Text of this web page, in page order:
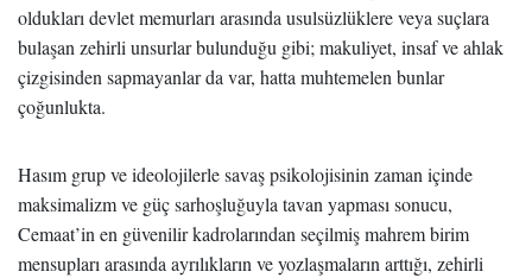
oldukları devlet memurları arasında usulsüzlüklere veya suçlara
bulaşan zehirli unsurlar bulunduğu gibi; makuliyet, insaf ve ahlak
çizgisinden sapmayanlar da var, hatta muhtemelen bunlar
çoğunlukta.
Hasım grup ve ideolojilerle savaş psikolojisinin zaman içinde
maksimalizm ve güç sarhoşluğuyla tavan yapması sonucu,
Cemaat’in en güvenilir kadrolarından seçilmiş mahrem birim
mensupları arasında ayrılıkların ve yozlaşmaların arttığı, zehirli